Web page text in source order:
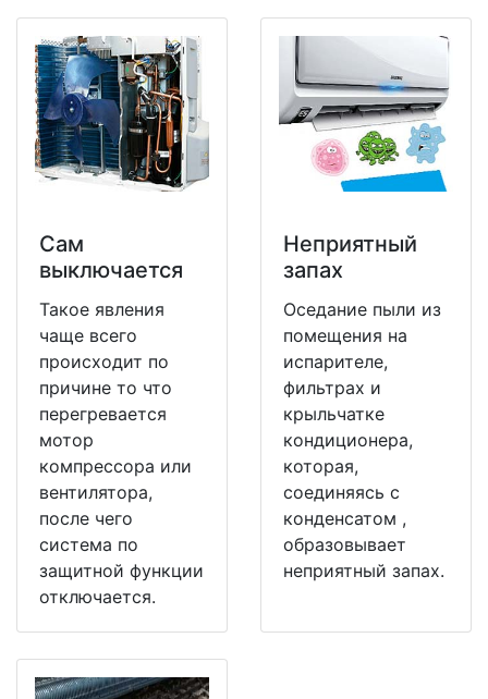
Сам
выключается
Такое явления
чаще всего
происходит по
причине то что
перегревается
мотор
компрессора или
вентилятора,
после чего
система по
защитной функции
отключается.
Неприятный
запах
Оседание пыли из
помещения на
испарителе,
фильтрах и
крыльчатке
кондиционера,
которая,
соединяясь с
конденсатом ,
образовывает
неприятный запах.